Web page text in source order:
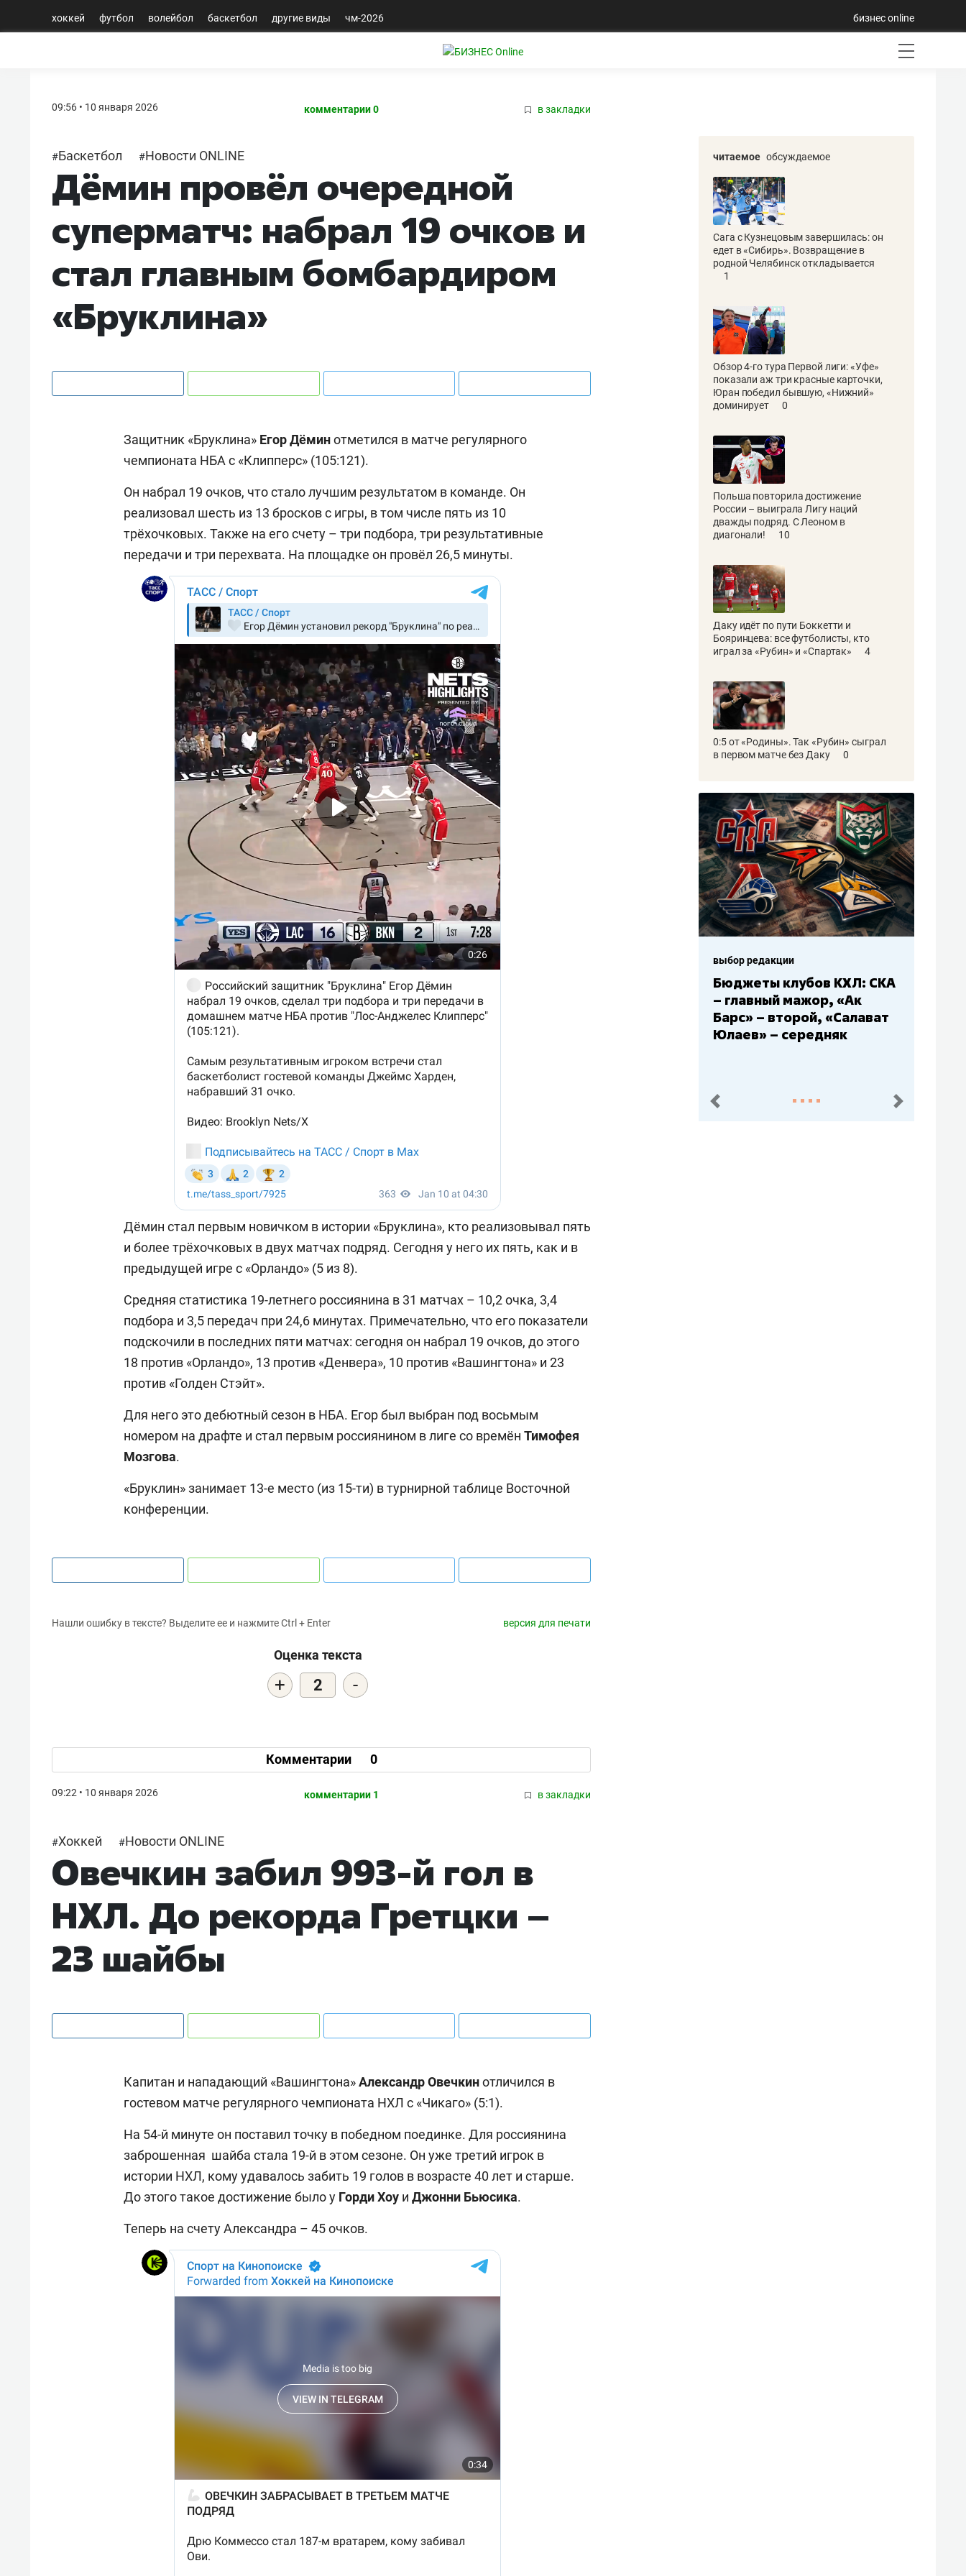
хоккей футбол волейбол баскетбол другие виды чм-2026 бизнес online
09:56 • 10 января 2026 комментарии 0 в закладки
#Баскетбол #Новости ONLINE
Дёмин провёл очередной
суперматч: набрал 19 очков и
стал главным бомбардиром
«Бруклина»
Защитник «Бруклина» ЕгорДёминотметился в матче регулярного
чемпионата НБА с «Клипперс» (105:121).
Он набрал 19 очков, что стало лучшим результатом в команде. Он
реализовал шесть из 13 бросков с игры, в том числе пять из 10
трёхочковых. Также на его счету – три подбора, три результативные
передачи и три перехвата. На площадке он провёл 26,5 минуты.
Дёмин стал первым новичком в истории «Бруклина», кто реализовывал пять
и более трёхочковых в двух матчах подряд. Сегодня у него их пять, как и в
предыдущей игре с «Орландо» (5 из 8).
Средняя статистика 19-летнего россиянина в 31 матчах – 10,2 очка, 3,4
подбора и 3,5 передач при 24,6 минутах. Примечательно, что его показатели
подскочили в последних пяти матчах: сегодня он набрал 19 очков, до этого
18 против «Орландо», 13 против «Денвера», 10 против «Вашингтона» и 23
против «Голден Стэйт».
Для него это дебютный сезон в НБА. Егор был выбран под восьмым
номером на драфте и стал первым россиянином в лиге со времён Тимофея
Мозгова.
«Бруклин» занимает 13-е место (из 15-ти) в турнирной таблице Восточной
конференции.
Нашли ошибку в тексте? Выделите ее и нажмите Ctrl + Enter версия для печати
Оценка текста
+ 2 -
Комментарии 0
09:22 • 10 января 2026 комментарии 1 в закладки
#Хоккей #Новости ONLINE
Овечкин забил 993-й гол в
НХЛ. До рекорда Гретцки –
23 шайбы
Капитан и нападающий «Вашингтона»АлександрОвечкинотличился в
гостевом матче регулярного чемпионата НХЛ с «Чикаго» (5:1).
На 54-й минуте он поставил точку в победном поединке. Для россиянина
заброшенная шайба стала 19-й в этом сезоне. Он уже третий игрок в
истории НХЛ, кому удавалось забить 19 голов в возрасте 40 лет и старше.
До этого такое достижение было у ГордиХоу и Джонни Бьюсика.
Теперь на счету Александра – 45 очков.
читаемое обсуждаемое
Сага с Кузнецовым завершилась: он
едет в «Сибирь». Возвращение в
родной Челябинск откладывается
1
Обзор 4-го тура Первой лиги: «Уфе»
показали аж три красные карточки,
Юран победил бывшую, «Нижний»
доминирует
0
Польша повторила достижение
России – выиграла Лигу наций
дважды подряд. С Леоном в
диагонали!
10
Даку идёт по пути Боккетти и
Бояринцева: все футболисты, кто
играл за «Рубин» и «Спартак»
4
0:5 от «Родины». Так «Рубин» сыграл
в первом матче без Даку
0
выбор редакции
Бюджеты клубов КХЛ: СКА
– главный мажор, «Ак
Барс» – второй, «Салават
Юлаев» – середняк
пред. след.